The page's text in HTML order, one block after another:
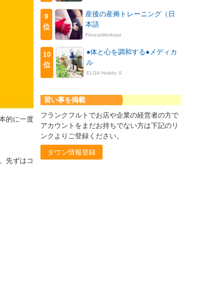
的に一度
先ずはコ
9
位
産後の産褥トレーニング（日
本語
FitnessWerkstat
10
位
●体と心を調和する●メディカ
ル
ELGA Holistic S
習い事を掲載
フランクフルトでお店や企業の経営者の方で
アカウントをまだお持ちでない方は下記のリ
ンクよりご登録ください。
タウン情報登録